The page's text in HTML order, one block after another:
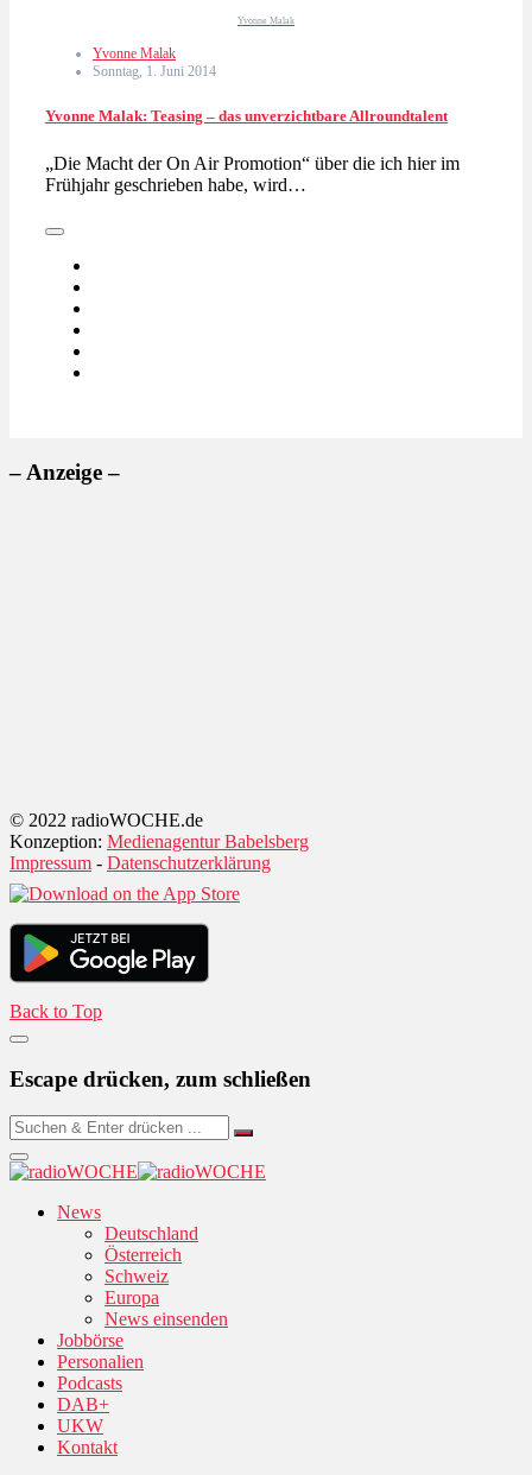
Yvonne Malak
Yvonne Malak
Sonntag, 1. Juni 2014
Yvonne Malak: Teasing – das unverzichtbare Allroundtalent
„Die Macht der On Air Promotion“ über die ich hier im
Frühjahr geschrieben habe, wird…
– Anzeige –
© 2022 radioWOCHE.de
Konzeption: Medienagentur Babelsberg
Impressum - Datenschutzerklärung
Back to Top
Escape drücken, zum schließen
News
Deutschland
Österreich
Schweiz
Europa
News einsenden
Jobbörse
Personalien
Podcasts
DAB+
UKW
Kontakt